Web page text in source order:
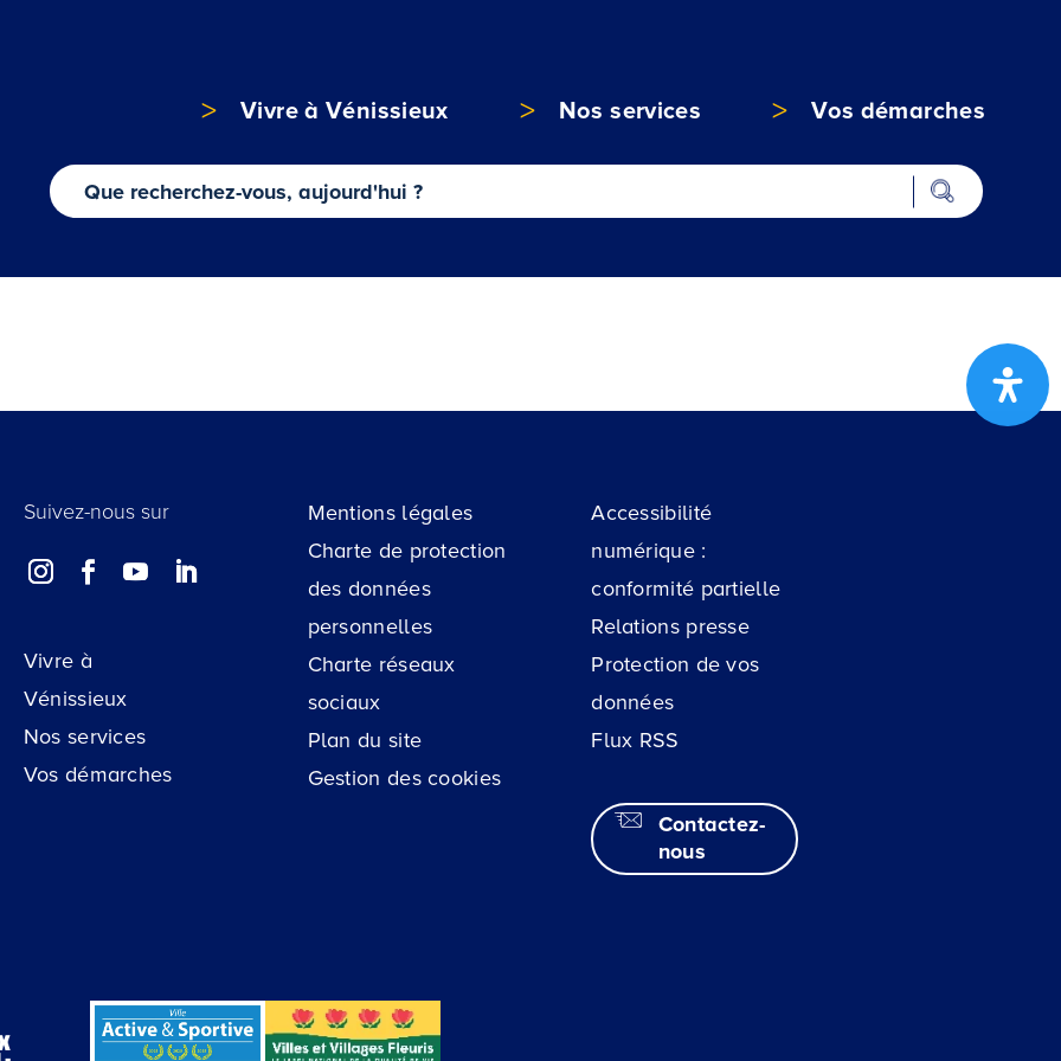
Vivre à Vénissieux Nos services Vos démarches
Suivez-nous sur
Vivre à
Vénissieux
Nos services
Vos démarches
Mentions légales
Charte de protection
des données
personnelles
Charte réseaux
sociaux
Plan du site
Gestion des cookies
Accessibilité
numérique :
conformité partielle
Relations presse
Protection de vos
données
Flux RSS
Contactez-
nous